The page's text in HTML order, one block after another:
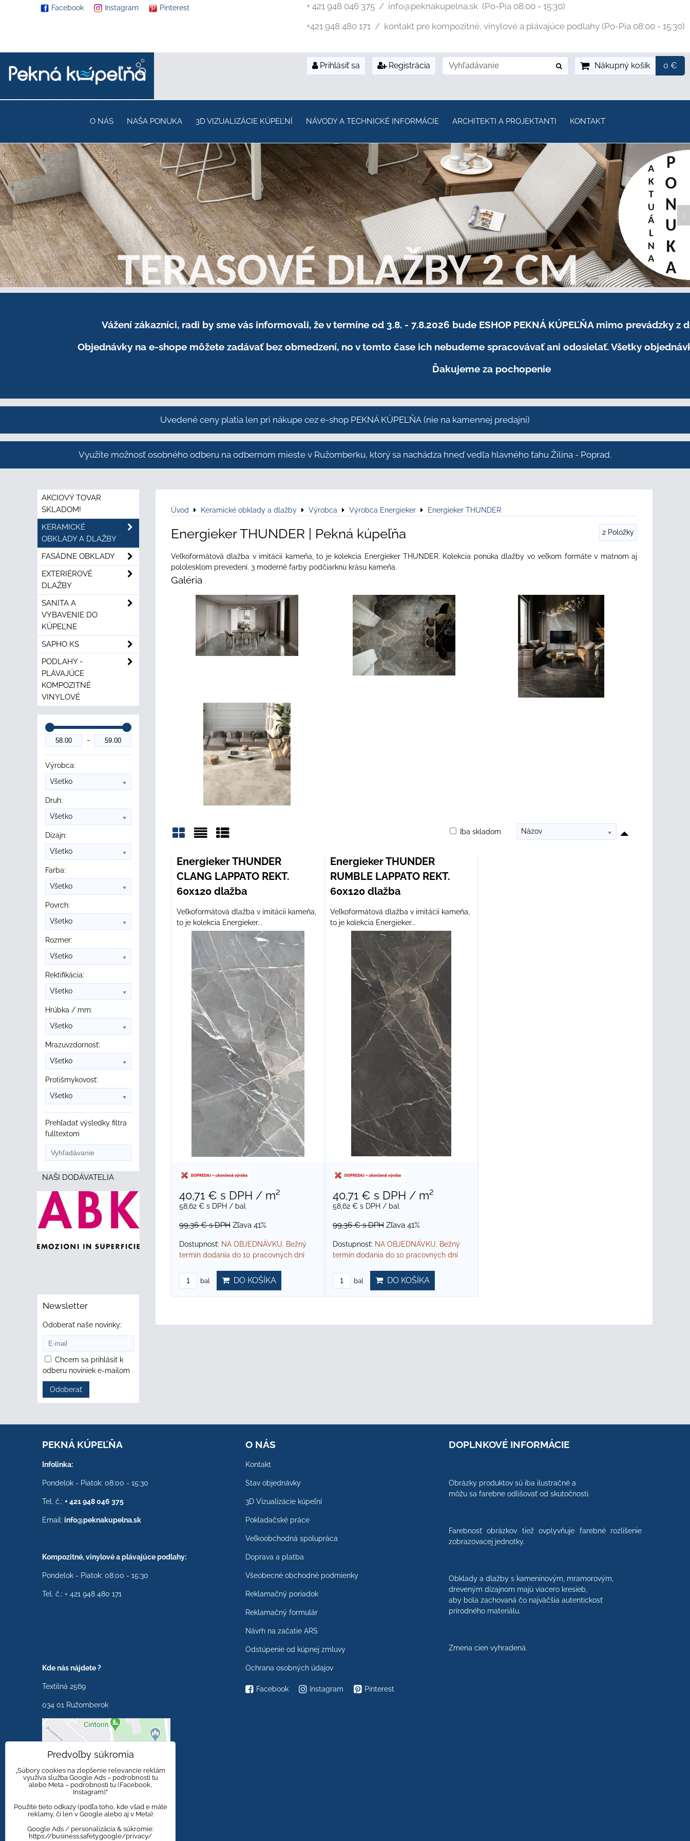
Facebook Instagram Pinterest + 421 948 046 375 / info@peknakupelna.sk (Po-Pia 08:00 - 15:30)
+421 948 480 171 / kontakt pre kompozitné, vinylové a plávajúce podlahy (Po-Pia 08:00 - 15:30)
Prihlásiť sa Registrácia Nákupný košík 0 €
O NÁS NAŠA PONUKA 3D VIZUALIZÁCIE KÚPEĽNÍ NÁVODY A TECHNICKÉ INFORMÁCIE ARCHITEKTI A PROJEKTANTI KONTAKT
Vážení zákazníci, radi by sme vás informovali, že v termíne od 3.8. - 7.8.2026 bude ESHOP PEKNÁ KÚPEĽŇA mimo prevádzky z
Objednávky na e-shope môžete zadávať bez obmedzení, no v tomto čase ich nebudeme spracovávať ani odosielať. Všetky
Ďakujeme za pochopenie
Uvedené ceny platia len pri nákupe cez e-shop PEKNÁ KÚPEĽŇA (nie na kamennej predajni)
Využite možnosť osobného odberu na odbernom mieste v Ružomberku, ktorý sa nachádza hneď vedľa hlavného ťahu Žilina - Poprad.
Úvod Keramické obklady a dlažby Výrobca Výrobca Energieker Energieker THUNDER
Energieker THUNDER | Pekná kúpeľňa 2 Položky
Veľkoformátová dlažba v imitácii kameňa, to je kolekcia Energieker THUNDER. Kolekcia ponúka dlažby vo veľkom formáte v matnom aj
pololesklom prevedení. 3 moderné farby podčiarknu krásu kameňa.
Galéria
Mriežka
Názov
Iba skladom
Energieker THUNDER
CLANG LAPPATO REKT.
60x120 dlažba
Veľkoformátová dlažba v imitácii kameňa,
to je kolekcia Energieker...
40,71 € s DPH / m²
58,62 € s DPH / bal
99,36 €s DPH Zľava 41%
Dostupnosť: NA OBJEDNÁVKU. Bežný
termín dodania do 10 pracovných dní
bal DO KOŠÍKA
Energieker THUNDER
RUMBLE LAPPATO REKT.
60x120 dlažba
Veľkoformátová dlažba v imitácii kameňa,
to je kolekcia Energieker...
40,71 € s DPH / m²
58,62 € s DPH / bal
99,36 €s DPH Zľava 41%
Dostupnosť: NA OBJEDNÁVKU. Bežný
termín dodania do 10 pracovných dní
bal DO KOŠÍKA
AKCIOVÝ TOVAR
SKLADOM!
KERAMICKÉ
OBKLADY A DLAŽBY
FASÁDNE OBKLADY
EXTERIÉROVÉ
DLAŽBY
SANITA A
VYBAVENIE DO
KÚPEĽNE
SAPHO KS
PODLAHY -
PLÁVAJÚCE
KOMPOZITNÉ
VINYLOVÉ
Výrobca:
Všetko
Druh:
Všetko
Dizajn:
Všetko
Farba:
Všetko
Povrch:
Všetko
Rozmer:
Všetko
Rektifikácia:
Všetko
Hrúbka / mm:
Všetko
Mrazuvzdornosť:
Všetko
Protišmykovosť:
Všetko
Prehľadať výsledky filtra
fulltextom
NAŠI DODÁVATELIA
Newsletter
Odoberať naše novinky:
Chcem sa prihlásiť k
odberu noviniek e-mailom
Odoberať
PEKNÁ KÚPEĽŇA
Infolinka:
Pondelok - Piatok: 08:00 - 15:30
Tel. č.: + 421 948 046 375
Email: info@peknakupelna.sk
Kompozitné, vinylové a plávajúce podlahy:
Pondelok - Piatok: 08:00 - 15:30
Tel. č.: + 421 948 480 171
Kde nás nájdete ?
Textilná 2569
034 01 Ružomberok
Externý obsah je
blokovaný Voľbami
súkromia
Prajete si načítať externý
O NÁS
Kontakt
Stav objednávky
3D Vizualizácie kúpeľní
Pokladačské práce
Veľkoobchodná spolupráca
Doprava a platba
Všeobecné obchodné podmienky
Reklamačný poriadok
Reklamačný formulár
Návrh na začatie ARS
Odstúpenie od kúpnej zmluvy
Ochrana osobných údajov
Facebook Instagram Pinterest
DOPLNKOVÉ INFORMÁCIE
Obrázky produktov sú iba ilustračné a
môžu sa farebne odlišovať od skutočnosti.
Farebnosť obrázkov tiež ovplyvňuje farebné rozlíšenie
zobrazovacej jednotky.
Obklady a dlažby s kameninovým, mramorovým,
dreveným dizajnom majú viacero kresieb,
aby bola zachovaná čo najväčšia autentickosť
prírodného materiálu.
Zmena cien vyhradená.
Predvoľby súkromia
„Súbory cookies na zlepšenie relevancie reklám
využíva služba Google Ads – podrobnosti tu
alebo Meta – podrobnosti tu (Facebook,
Instagram)."
Použite tieto odkazy (podľa toho, kde všad e máte
reklamy, či len v Google alebo aj v Meta):
Google Ads / personalizácia & súkromie:
https://business.safety.google/privacy/